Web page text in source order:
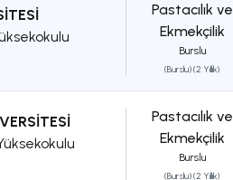
Pastacılık ve
Ekmekçilik
Burslu
(Burslu) (2 Yıllık)
Pastacılık ve
Ekmekçilik
Burslu
(Burslu) (2 Yıllık)